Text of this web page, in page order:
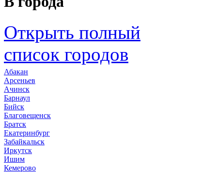
Открыть полный
список городов
Абакан
Арсеньев
Ачинск
Барнаул
Бийск
Благовещенск
Братск
Екатеринбург
Забайкальск
Иркутск
Ишим
Кемерово